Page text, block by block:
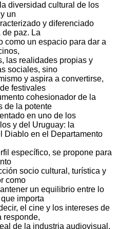
diversidad cultural de los
un
y diferenciado
paz. La
como un espacio para dar a
las realidades propias y
sociales, sino
y aspira a convertirse,
festivales
cohesionador de la
de la potente
en uno de los
y del Uruguay: la
Diablo en el Departamento
específico, se propone para
socio cultural, turística y
como
un equilibrio entre lo
importa
el cine y los intereses de
responde,
de la industria audiovisual,